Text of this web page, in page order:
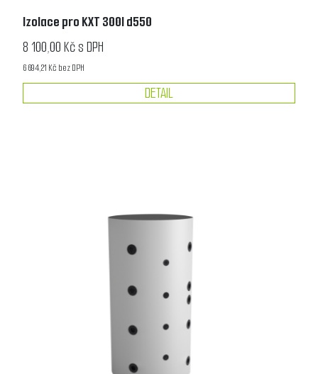
Izolace pro KXT 300l d550
8 100,00 Kč s DPH
6 694,21 Kč bez DPH
DETAIL